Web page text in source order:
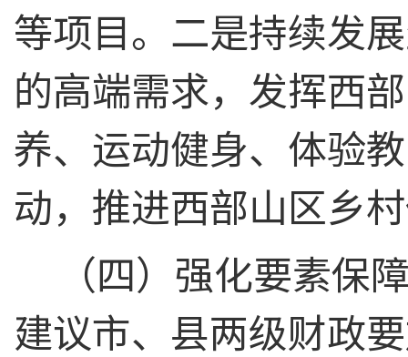
等项目。二是持续发
的高端需求，发挥西
养、运动健身、体验
动，推进西部山区乡
（四）强化要素保
建议市、县两级财政